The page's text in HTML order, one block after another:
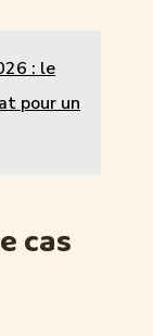
: le
pour un
cas